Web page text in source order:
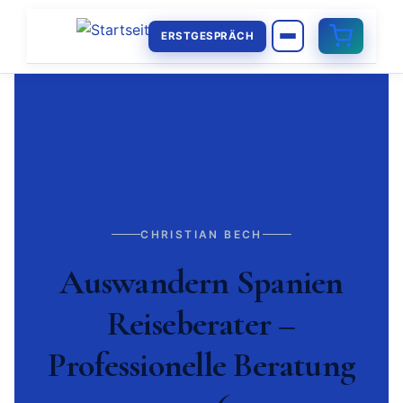
ERSTGESPRÄCH
CHRISTIAN BECH
Auswandern Spanien
Reiseberater –
Professionelle Beratung